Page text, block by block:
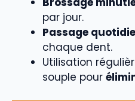
par jour.
Passage
chaque dent.
Utilisation
souple pour